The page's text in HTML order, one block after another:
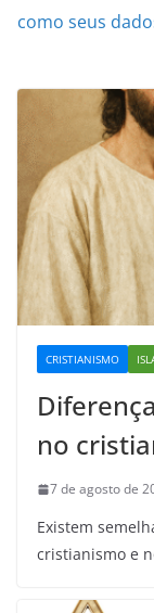
como seus
CRISTIANISMO
no
7 de agosto de
Existem
cristianismo e